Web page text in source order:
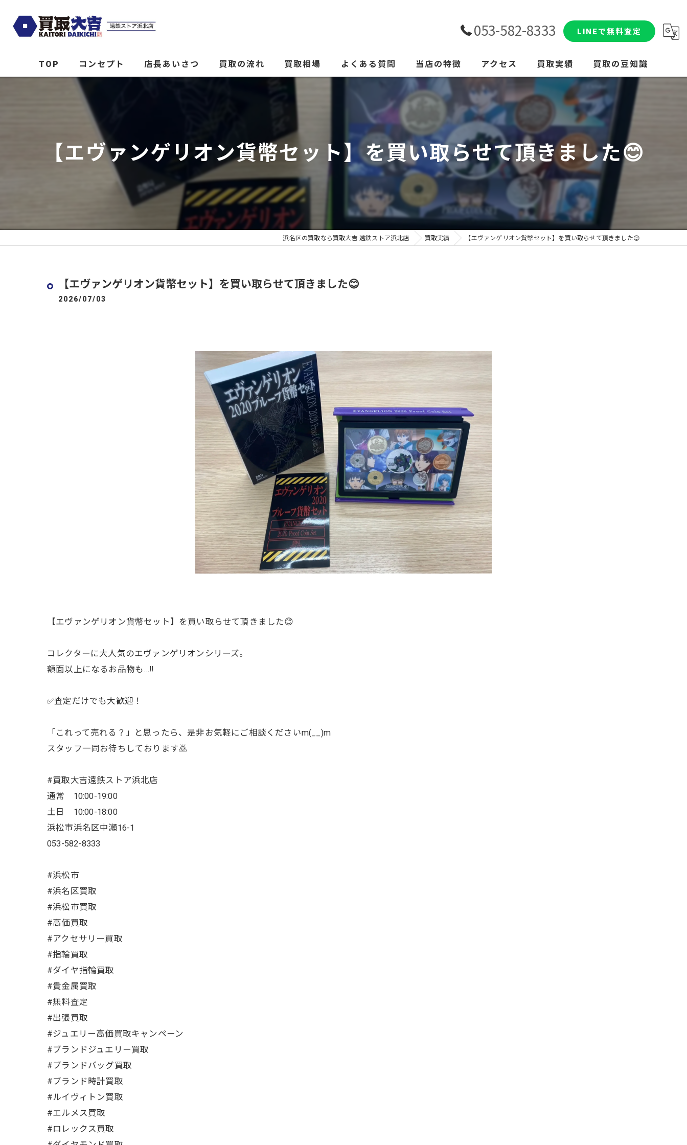
053-582-8333 LINEで無料査定
TOP コンセプト 店長あいさつ 買取の流れ 買取相場 よくある質問 当店の特徴
ブランド品
貴金属
時計
金券
古銭
電化製品
骨董品
アクセス 買取実績 買取の豆知識
【エヴァンゲリオン貨幣セット】を買い取らせて頂きました😊
浜名区の買取なら買取大吉 遠鉄ストア浜北店 買取実績 【エヴァンゲリオン貨幣セット】を買い取らせて頂きました😊
【エヴァンゲリオン貨幣セット】を買い取らせて頂きました😊
2026/07/03
【エヴァンゲリオン貨幣セット】を買い取らせて頂きました😊
コレクターに大人気のエヴァンゲリオンシリーズ。
額面以上になるお品物も…‼️
✅査定だけでも大歓迎！
「これって売れる？」と思ったら、是非お気軽にご相談くださいm(__)m
スタッフ一同お待ちしております🙇
#買取大吉遠鉄ストア浜北店
通常 10:00-19:00
土日 10:00-18:00
浜松市浜名区中瀬16-1
053-582-8333
#浜松市
#浜名区買取
#浜松市買取
#高価買取
#アクセサリー買取
#指輪買取
#ダイヤ指輪買取
#貴金属買取
#無料査定
#出張買取
#ジュエリー高価買取キャンペーン
#ブランドジュエリー買取
#ブランドバッグ買取
#ブランド時計買取
#ルイヴィトン買取
#エルメス買取
#ロレックス買取